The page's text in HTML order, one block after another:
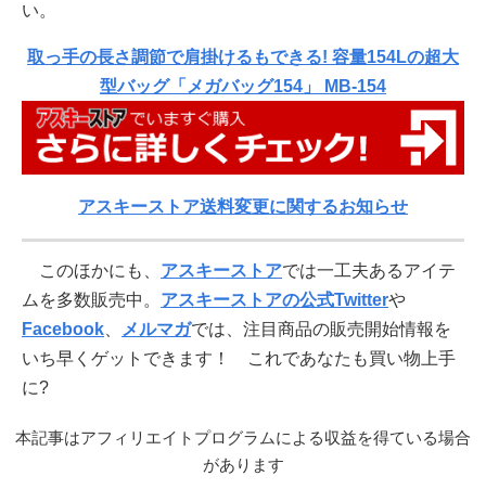
い。
取っ手の長さ調節で肩掛けるもできる! 容量154Lの超大
型バッグ「メガバッグ154」 MB-154
アスキーストア送料変更に関するお知らせ
このほかにも、 アスキーストアでは一工夫あるアイテ
ムを多数販売中。 アスキーストアの公式Twitterや
Facebook、 メルマガでは、注目商品の販売開始情報を
いち早くゲットできます！ これであなたも買い物上手
に?
本記事はアフィリエイトプログラムによる収益を得ている場合
があります